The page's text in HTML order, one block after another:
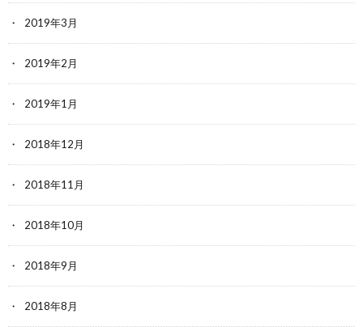
2019年3月
2019年2月
2019年1月
2018年12月
2018年11月
2018年10月
2018年9月
2018年8月